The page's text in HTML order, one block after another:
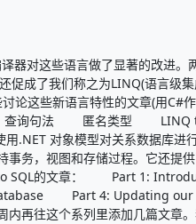
对这些语言做了显著的改进。
促成了我们称之为LINQ(语言级
论这些新语言特性的文章(用
法 匿名类型 LINQ to
用.NET 对象模型对关系数据库
事务，视图和存储过程。它还提
to SQL的文章： Part 1:
Part 4: Updating our
往这个系列里添加几篇文章。